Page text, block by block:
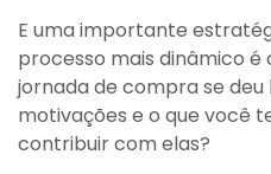
E uma importante
processo mais dinâmico
jornada de compra se deu
motivações e o que você
contribuir com elas?